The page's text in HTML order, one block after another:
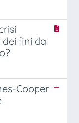
dei fini da
Cooper